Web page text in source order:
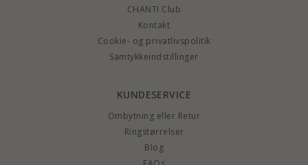
CHANTI Club
Kontakt
Cookie- og privatlivspolitik
Samtykkeindstillinger
KUNDESERVICE
Ombytning eller Retur
Ringstørrelser
Blog